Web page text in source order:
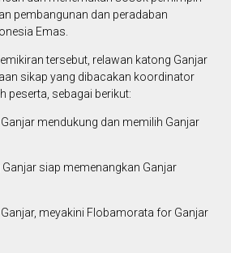
pembangunan dan peradaban
Emas.
tersebut, relawan katong Ganjar
sikap yang dibacakan koordinator
peserta, sebagai berikut:
mendukung dan memilih Ganjar
siap memenangkan Ganjar
meyakini Flobamorata for Ganjar